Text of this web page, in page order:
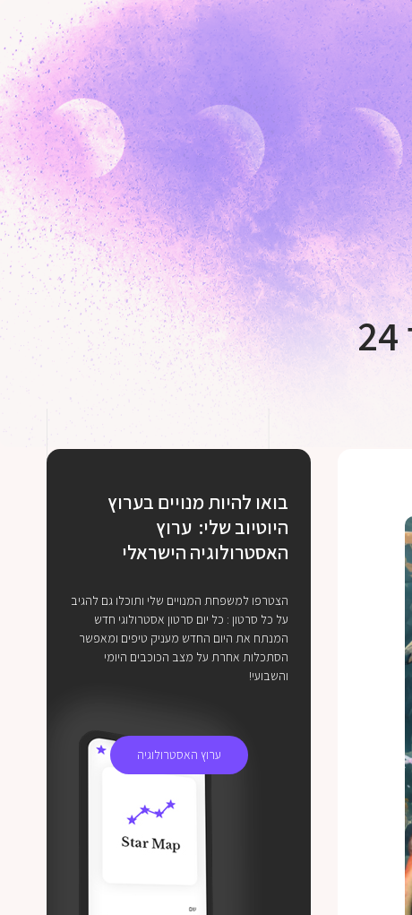
בואו להיות מנויים בערוץ
היוטיוב שלי: ערוץ
האסטרולוגיה הישראלי
הצטרפו למשפחת המנויים שלי ותוכלו גם להגיב
על כל סרטון : כל יום סרטון אסטרולוגי חדש
המנתח את היום החדש מעניק טיפים ומאפשר
הסתכלות אחרת על מצב הכוכבים היומי
והשבועי!
ערוץ האסטרולוגיה